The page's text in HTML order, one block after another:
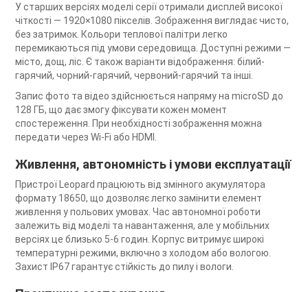
У старших версіях моделі серії отримали дисплей високої
чіткості — 1920×1080 пікселів. Зображення виглядає чисто,
без затримок. Кольори теплової палітри легко
перемикаються під умови середовища. Доступні режими —
місто, дощ, ліс. Є також варіанти відображення: білий-
гарячий, чорний-гарячий, червоний-гарячий та інші.
Запис фото та відео здійснюється напряму на microSD до
128 ГБ, що дає змогу фіксувати кожен момент
спостереження. При необхідності зображення можна
передати через Wi-Fi або HDMI.
Живлення, автономність і умови експлуатації
Пристрої Leopard працюють від змінного акумулятора
формату 18650, що дозволяє легко замінити елемент
живлення у польових умовах. Час автономної роботи
залежить від моделі та навантаження, але у мобільних
версіях це близько 5-6 годин. Корпус витримує широкі
температурні режими, включно з холодом або вологою.
Захист IP67 гарантує стійкість до пилу і вологи.